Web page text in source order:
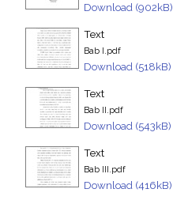
Download (902kB)
Text
Bab I.pdf
Download (518kB)
Text
Bab II.pdf
Download (543kB)
Text
Bab III.pdf
Download (416kB)